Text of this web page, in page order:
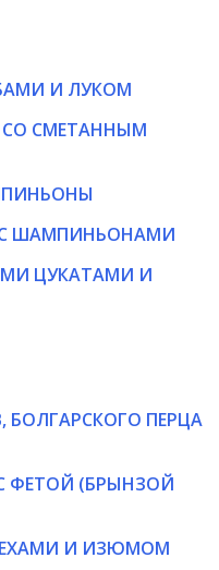
И ЛУКОМ
СМЕТАННЫМ
ШАМПИНЬОНАМИ
ЦУКАТАМИ И
БОЛГАРСКОГО ПЕРЦА
ФЕТОЙ (БРЫНЗОЙ
И ИЗЮМОМ